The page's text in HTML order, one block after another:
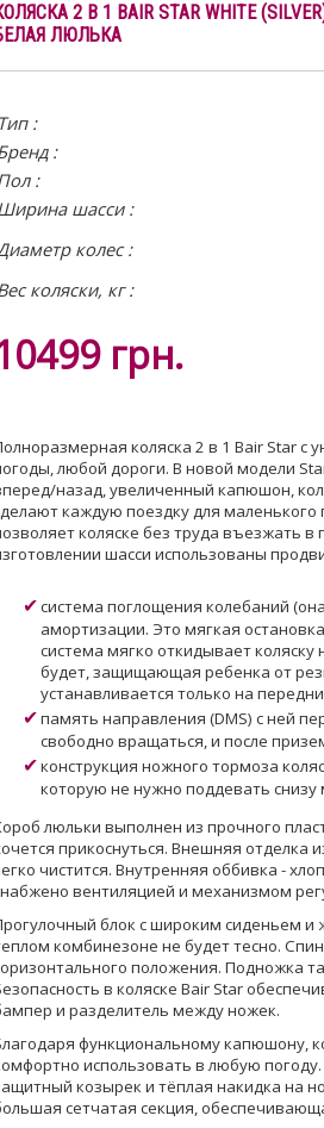
2 В 1 BAIR STAR WHITE
ЛЮЛЬКА
Тип :
:
:
шасси :
колес :
коляски, кг :
грн.
коляска 2 в 1 Bair Star с
любой дороги. В новой модели
назад, увеличенный капюшон,
каждую поездку для
коляске без труда въезжать
шасси использованы
система поглощения колебаний
амортизации. Это мягкая
система мягко откидывает
будет, защищающая ребенка от
устанавливается только на
память направления (DMS) с ней
свободно вращаться, и после
конструкция ножного тормоза
которую не нужно поддевать снизу
люльки выполнен из прочного
прикоснуться. Внешняя отделка
чистится. Внутренняя оббивка -
вентиляцией и механизмом
блок с широким сиденьем и
комбинезоне не будет тесно.
положения. Подножка
в коляске Bair Star
и разделитель между ножек.
функциональному капюшону,
использовать в любую
козырек и тёплая накидка на
сетчатая секция,